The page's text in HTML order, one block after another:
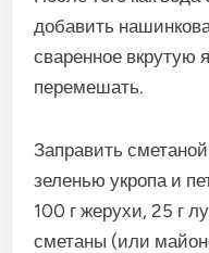
добавить
сваренное вкрутую
перемешать.
Заправить
зеленью укропа и
100 г жерухи, 25 г
сметаны (или